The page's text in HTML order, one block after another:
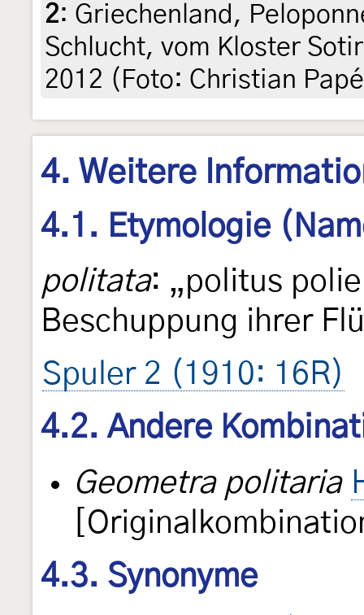
2: Griechenland,
Schlucht, vom Kloster
2012 (Foto: Christian
4. Weitere
4.1. Etymologie
politata: „politus
Beschuppung ihrer
Spuler 2 (1910: 16R)
4.2. Andere
Geometra politaria
4.3. Synonyme